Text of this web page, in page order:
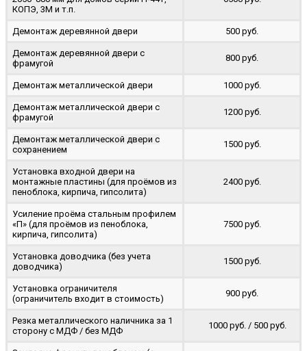
КОПЭ, 3М и т.п.
Демонтаж деревянной двери 500 руб.
Демонтаж деревянной двери с
фрамугой
800 руб.
Демонтаж металлической двери 1000 руб.
Демонтаж металлической двери с
фрамугой
1200 руб.
Демонтаж металлической двери с
сохранением
1500 руб.
Установка входной двери на
монтажные пластины (для проёмов из
пеноблока, кирпича, гипсолита)
2400 руб.
Усиление проёма стальным профилем
«П» (для проёмов из пеноблока,
кирпича, гипсолита)
7500 руб.
Установка доводчика (без учета
доводчика)
1500 руб.
Установка ограничителя
(ограничитель входит в стоимость)
900 руб.
Резка металлического наличника за 1
сторону с МДФ / без МДФ
1000 руб. / 500 руб.